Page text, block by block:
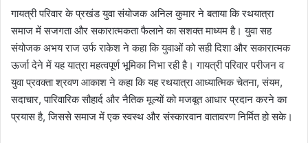
गायत्री परिवार के प्रखंड युवा संयोजक अनिल कुमार ने बताया कि रथयात्रा
समाज में सजगता और सकारात्मकता फैलाने का सशक्त माध्यम है। युवा सह
संयोजक अभय राज उर्फ राकेश ने कहा कि युवाओं को सही दिशा और सकारात्मक
ऊर्जा देने में यह यात्रा महत्वपूर्ण भूमिका निभा रही है। गायत्री परिवार परीजन व
युवा प्रवक्ता श्रवण आकाश ने कहा कि यह रथयात्रा आध्यात्मिक चेतना, संयम,
सदाचार, पारिवारिक सौहार्द और नैतिक मूल्यों को मजबूत आधार प्रदान करने का
प्रयास है, जिससे समाज में एक स्वस्थ और संस्कारवान वातावरण निर्मित हो सके।